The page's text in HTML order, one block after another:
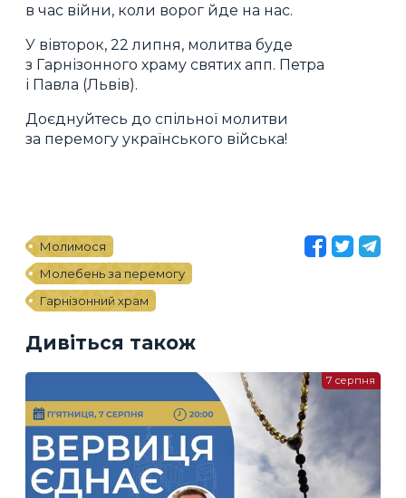
в час війни, коли ворог йде на нас.
У вівторок, 22 липня, молитва буде
з Гарнізонного храму святих апп. Петра
і Павла (Львів).
Доєднуйтесь до спільної молитви
за перемогу українського війська!
Молимося
Молебень за перемогу
Гарнізонний храм
Дивіться також
7 серпня